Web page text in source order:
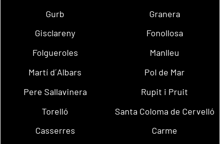
Gurb
Granera
Gisclareny
Fonollosa
Folgueroles
Manlleu
Martí d´Albars
Pol de Mar
Pere Sallavinera
Rupit i Pruit
Torelló
Santa Coloma de Cervelló
Casserres
Carme